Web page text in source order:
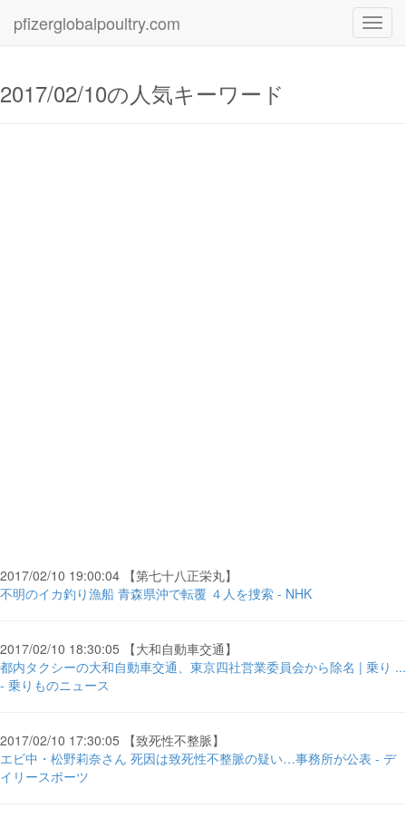
pfizerglobalpoultry.com
2017/02/10の人気キーワード
2017/02/10 19:00:04 【第七十八正栄丸】
不明のイカ釣り漁船 青森県沖で転覆 ４人を捜索 - NHK
2017/02/10 18:30:05 【大和自動車交通】
都内タクシーの大和自動車交通、東京四社営業委員会から除名 | 乗り ...
- 乗りものニュース
2017/02/10 17:30:05 【致死性不整脈】
エビ中・松野莉奈さん 死因は致死性不整脈の疑い…事務所が公表 - デ
イリースポーツ